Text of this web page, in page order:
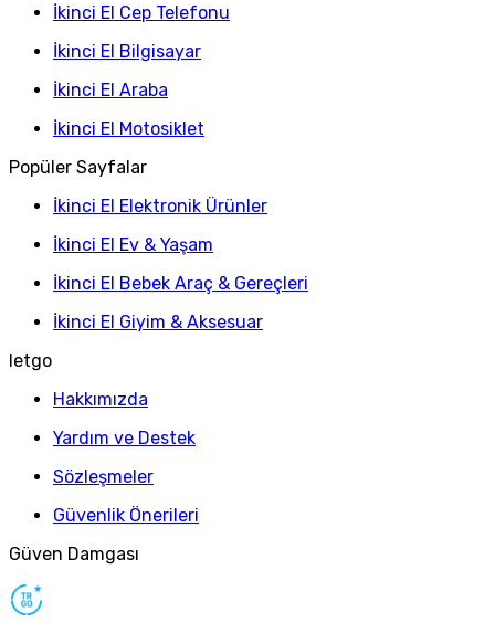
İkinci El Cep Telefonu
İkinci El Bilgisayar
İkinci El Araba
İkinci El Motosiklet
Popüler Sayfalar
İkinci El Elektronik Ürünler
İkinci El Ev & Yaşam
İkinci El Bebek Araç & Gereçleri
İkinci El Giyim & Aksesuar
letgo
Hakkımızda
Yardım ve Destek
Sözleşmeler
Güvenlik Önerileri
Güven Damgası